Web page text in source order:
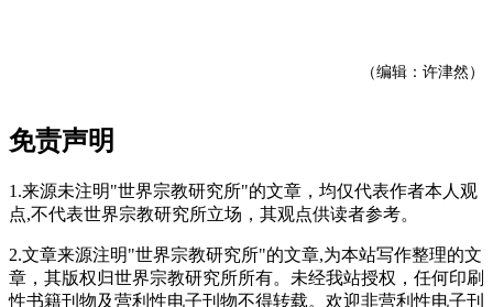
（编辑：许津然）
免责声明
1.来源未注明"世界宗教研究所"的文章，均仅代表作者本人观
点,不代表世界宗教研究所立场，其观点供读者参考。
2.文章来源注明"世界宗教研究所"的文章,为本站写作整理的文
章，其版权归世界宗教研究所所有。未经我站授权，任何印刷
性书籍刊物及营利性电子刊物不得转载。欢迎非营利性电子刊